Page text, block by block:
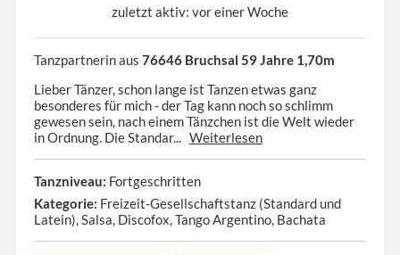
zuletzt aktiv: vor einer Woche
Tanzpartnerin aus 76646 Bruchsal 59 Jahre 1,70m
Lieber Tänzer, schon lange ist Tanzen etwas ganz
besonderes für mich - der Tag kann noch so schlimm
gewesen sein, nach einem Tänzchen ist die Welt wieder
in Ordnung. Die Standar... Weiterlesen
Tanzniveau: Fortgeschritten
Kategorie: Freizeit-Gesellschaftstanz (Standard und
Latein), Salsa, Discofox, Tango Argentino, Bachata